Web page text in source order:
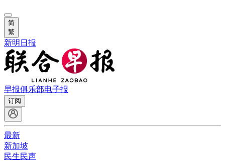
简
繁
新明日报
早报俱乐部电子报
订阅
最新
新加坡
民生民声